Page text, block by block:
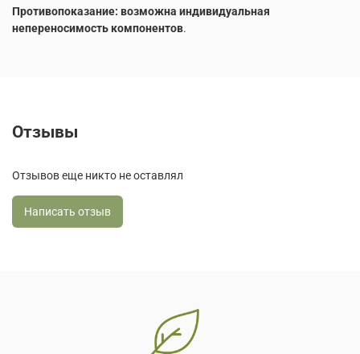
Противопоказание: возможна индивидуальная
непереносимость компонентов.
Отзывы
Отзывов еще никто не оставлял
Написать отзыв